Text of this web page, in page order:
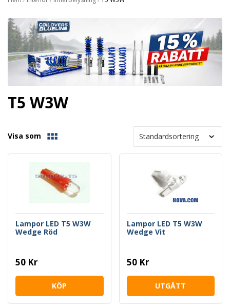
T5 W3W
Visa som
Lampor LED T5 W3W
Wedge Röd
50 Kr
KÖP
Lampor LED T5 W3W
Wedge Vit
50 Kr
UTGÅTT